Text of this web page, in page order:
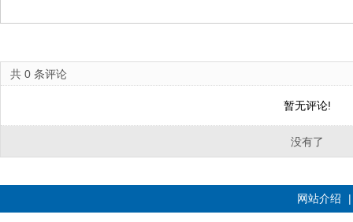
共 0 条评论
暂无评论!
没有了
网站介绍